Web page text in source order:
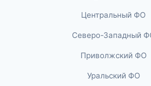
Центральный ФО
Северо-Западный
Приволжский ФО
Уральский ФО